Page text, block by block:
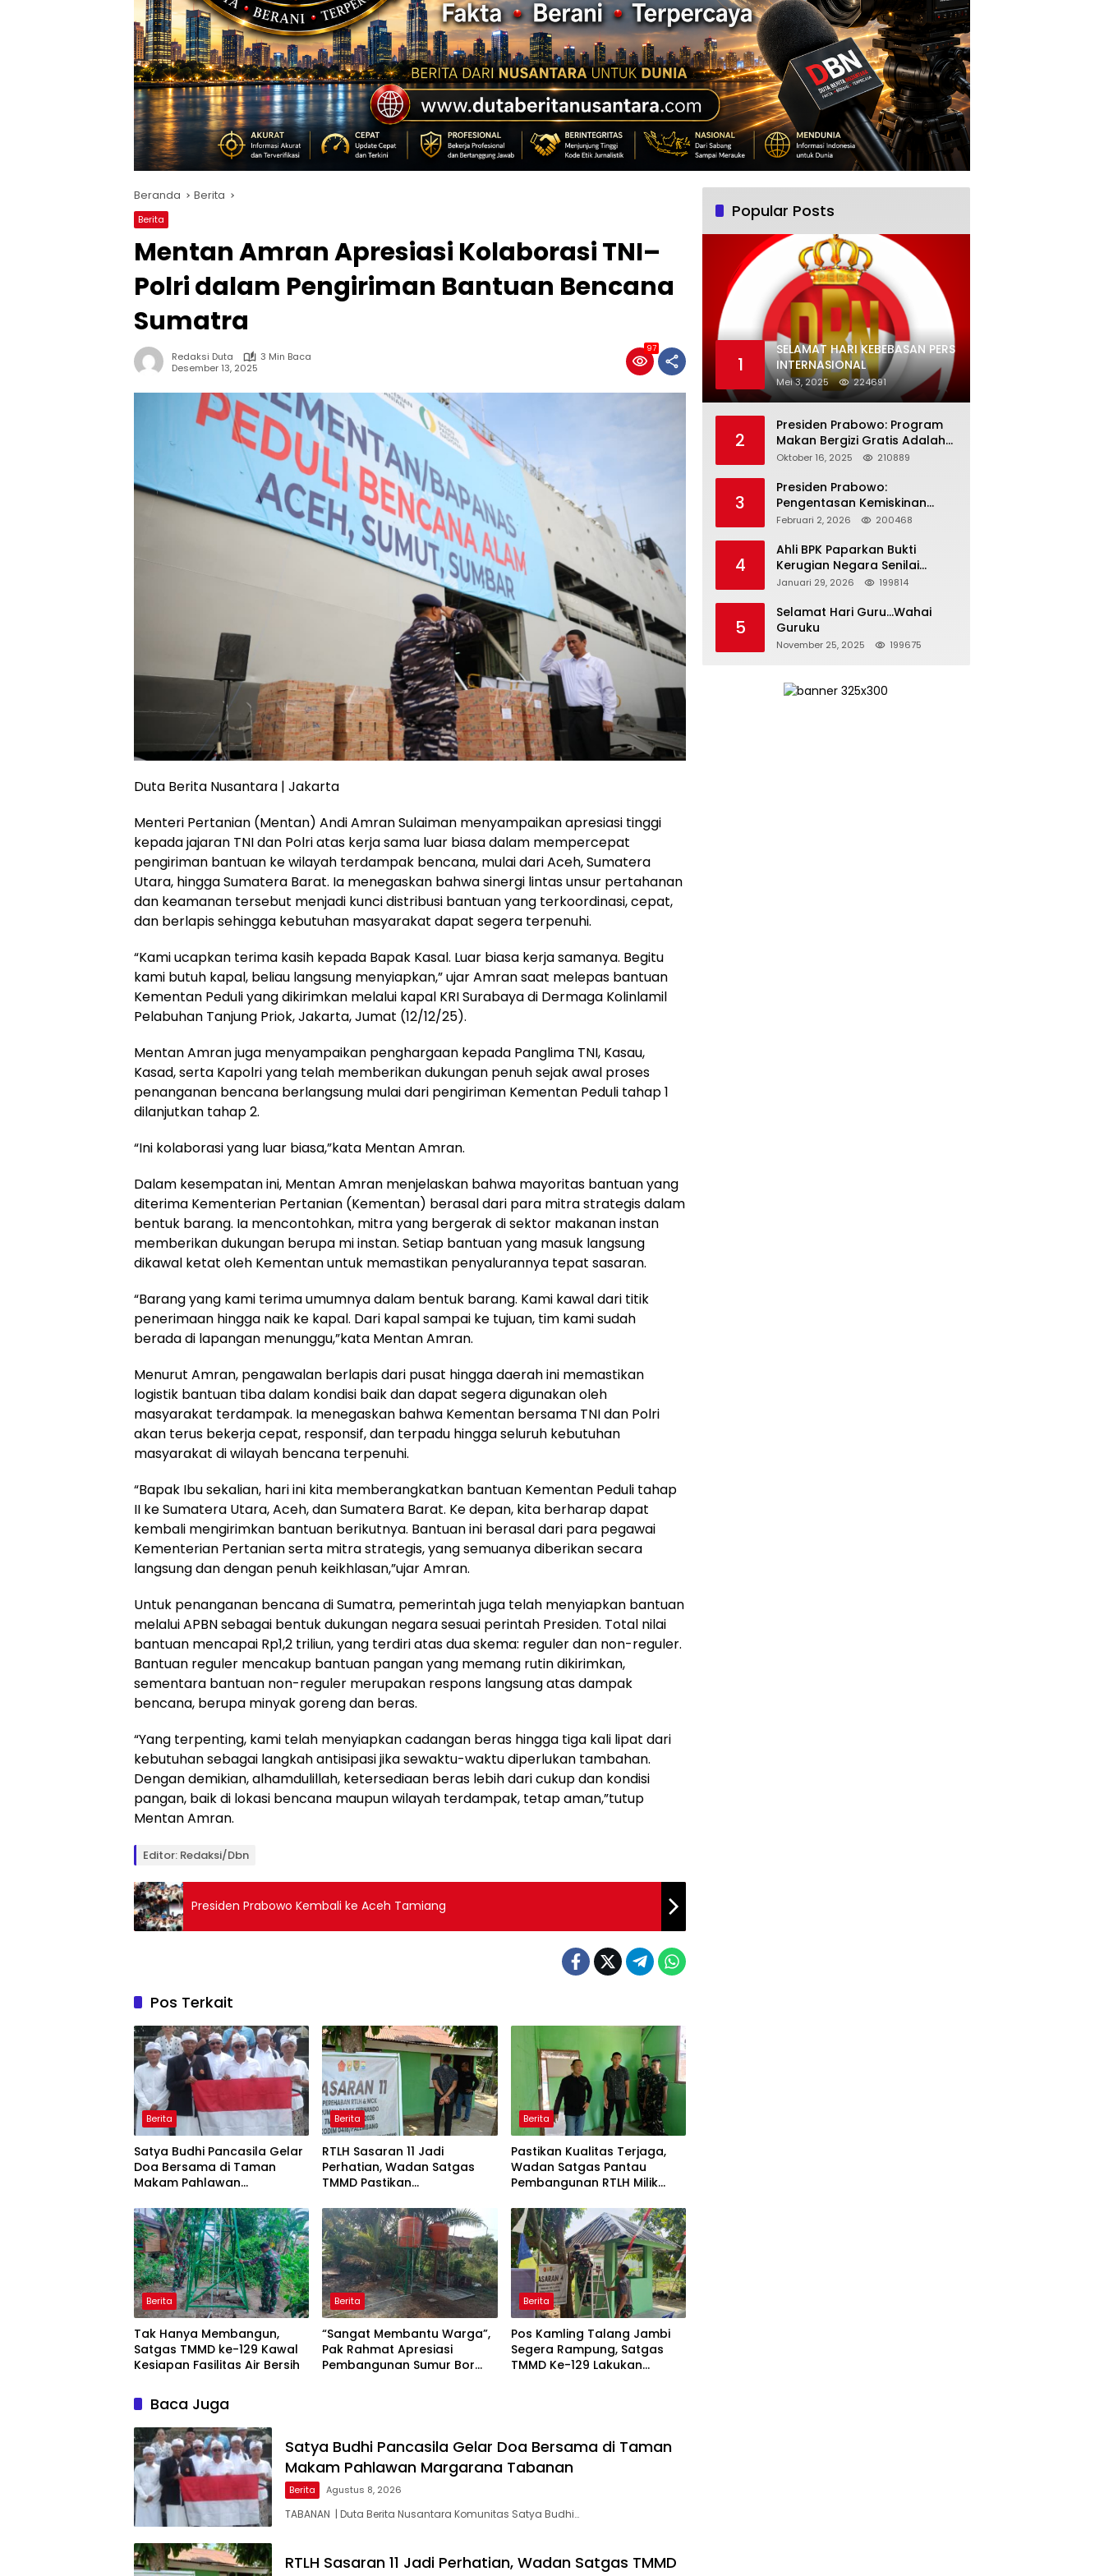
Beranda Berita
Berita
Mentan Amran Apresiasi Kolaborasi TNI–
Polri dalam Pengiriman Bantuan Bencana
Sumatra
Redaksi Duta
3 Min Baca
Desember 13, 2025
97
Duta Berita Nusantara | Jakarta
Menteri Pertanian (Mentan) Andi Amran Sulaiman menyampaikan apresiasi tinggi
kepada jajaran TNI dan Polri atas kerja sama luar biasa dalam mempercepat
pengiriman bantuan ke wilayah terdampak bencana, mulai dari Aceh, Sumatera
Utara, hingga Sumatera Barat. Ia menegaskan bahwa sinergi lintas unsur pertahanan
dan keamanan tersebut menjadi kunci distribusi bantuan yang terkoordinasi, cepat,
dan berlapis sehingga kebutuhan masyarakat dapat segera terpenuhi.
“Kami ucapkan terima kasih kepada Bapak Kasal. Luar biasa kerja samanya. Begitu
kami butuh kapal, beliau langsung menyiapkan,” ujar Amran saat melepas bantuan
Kementan Peduli yang dikirimkan melalui kapal KRI Surabaya di Dermaga Kolinlamil
Pelabuhan Tanjung Priok, Jakarta, Jumat (12/12/25).
Mentan Amran juga menyampaikan penghargaan kepada Panglima TNI, Kasau,
Kasad, serta Kapolri yang telah memberikan dukungan penuh sejak awal proses
penanganan bencana berlangsung mulai dari pengiriman Kementan Peduli tahap 1
dilanjutkan tahap 2.
“Ini kolaborasi yang luar biasa,”kata Mentan Amran.
Dalam kesempatan ini, Mentan Amran menjelaskan bahwa mayoritas bantuan yang
diterima Kementerian Pertanian (Kementan) berasal dari para mitra strategis dalam
bentuk barang. Ia mencontohkan, mitra yang bergerak di sektor makanan instan
memberikan dukungan berupa mi instan. Setiap bantuan yang masuk langsung
dikawal ketat oleh Kementan untuk memastikan penyalurannya tepat sasaran.
“Barang yang kami terima umumnya dalam bentuk barang. Kami kawal dari titik
penerimaan hingga naik ke kapal. Dari kapal sampai ke tujuan, tim kami sudah
berada di lapangan menunggu,”kata Mentan Amran.
Menurut Amran, pengawalan berlapis dari pusat hingga daerah ini memastikan
logistik bantuan tiba dalam kondisi baik dan dapat segera digunakan oleh
masyarakat terdampak. Ia menegaskan bahwa Kementan bersama TNI dan Polri
akan terus bekerja cepat, responsif, dan terpadu hingga seluruh kebutuhan
masyarakat di wilayah bencana terpenuhi.
“Bapak Ibu sekalian, hari ini kita memberangkatkan bantuan Kementan Peduli tahap
II ke Sumatera Utara, Aceh, dan Sumatera Barat. Ke depan, kita berharap dapat
kembali mengirimkan bantuan berikutnya. Bantuan ini berasal dari para pegawai
Kementerian Pertanian serta mitra strategis, yang semuanya diberikan secara
langsung dan dengan penuh keikhlasan,”ujar Amran.
Untuk penanganan bencana di Sumatra, pemerintah juga telah menyiapkan bantuan
melalui APBN sebagai bentuk dukungan negara sesuai perintah Presiden. Total nilai
bantuan mencapai Rp1,2 triliun, yang terdiri atas dua skema: reguler dan non-reguler.
Bantuan reguler mencakup bantuan pangan yang memang rutin dikirimkan,
sementara bantuan non-reguler merupakan respons langsung atas dampak
bencana, berupa minyak goreng dan beras.
“Yang terpenting, kami telah menyiapkan cadangan beras hingga tiga kali lipat dari
kebutuhan sebagai langkah antisipasi jika sewaktu-waktu diperlukan tambahan.
Dengan demikian, alhamdulillah, ketersediaan beras lebih dari cukup dan kondisi
pangan, baik di lokasi bencana maupun wilayah terdampak, tetap aman,”tutup
Mentan Amran.
Editor: Redaksi/Dbn
Presiden Prabowo Kembali ke Aceh Tamiang
Pos Terkait
Berita
Satya Budhi Pancasila Gelar
Doa Bersama di Taman
Makam Pahlawan
Berita
RTLH Sasaran 11 Jadi
Perhatian, Wadan Satgas
TMMD Pastikan
Sesuai Target
Berita
Pastikan Kualitas Terjaga,
Wadan Satgas Pantau
Pembangunan RTLH Milik
Berita
Tak Hanya Membangun,
Satgas TMMD ke-129 Kawal
Kesiapan Fasilitas Air Bersih
Berita
“Sangat Membantu Warga”,
Pak Rahmat Apresiasi
Pembangunan Sumur Bor
Berita
Pos Kamling Talang Jambi
Segera Rampung, Satgas
TMMD Ke-129 Lakukan
Baca Juga
Satya Budhi Pancasila Gelar Doa Bersama di Taman
Makam Pahlawan Margarana Tabanan
Berita Agustus 8, 2026
TABANAN | Duta Berita Nusantara Komunitas Satya Budhi…
RTLH Sasaran 11 Jadi Perhatian, Wadan Satgas TMMD
Popular Posts
1
SELAMAT HARI KEBEBASAN PERS
INTERNASIONAL
Mei 3, 2025 224691
2
Presiden Prabowo: Program
Makan Bergizi Gratis Adalah
Investasi untuk Masa Depan
Oktober 16, 2025 210889
3
Presiden Prabowo:
Pengentasan Kemiskinan
Butuh Persatuan dan
Bertanggung Jawab
Februari 2, 2026 200468
4
Ahli BPK Paparkan Bukti
Kerugian Negara Senilai
Rp285 Triliun dalam
Pertamina
Januari 29, 2026 199814
5
Selamat Hari Guru…Wahai
Guruku
November 25, 2025 199675